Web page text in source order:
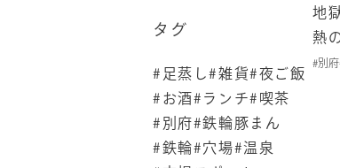
地
熱
#別府
タグ
#足蒸し#雑貨#夜ご飯
#お酒#ランチ#喫茶
#別府#鉄輪豚まん
#鉄輪#穴場#温泉